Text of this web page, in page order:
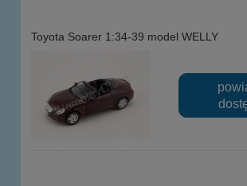
Toyota Soarer 1:34-39 model WELLY